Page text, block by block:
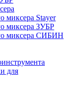
миксера Stayer
миксера ЗУБР
миксера СИБИН
для